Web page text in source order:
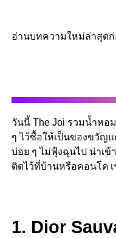
อ่านบทความใหม่ล่าสุดก่
วันนี้ The Joi รวมน้ำหอ
ๆ ไว้ซื้อให้เป็นของขวัญ
บ่อย ๆ ไม่ฟุ้งฉุนไป น่าเ
ติดไว้ที่บ้านหรือคอนโด
1. Dior